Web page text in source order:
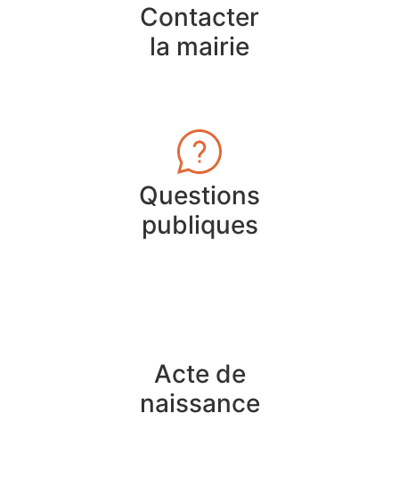
Contacter
la mairie
Questions
publiques
Acte de
naissance